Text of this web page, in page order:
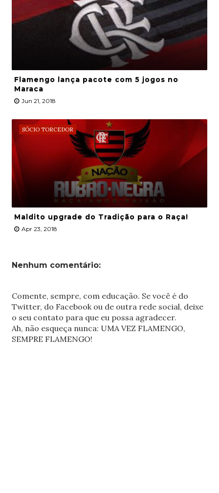
Flamengo lança pacote com 5 jogos no
Maraca
Jun 21, 2018
SÓCIO TORCEDOR
Maldito upgrade do Tradição para o Raça!
Apr 23, 2018
Nenhum comentário:
Comente, sempre, com educação. Se você é do
Twitter, do Facebook ou de outra rede social, deixe
o seu contato para que eu possa agradecer.
Ah, não esqueça nunca: UMA VEZ FLAMENGO,
SEMPRE FLAMENGO!